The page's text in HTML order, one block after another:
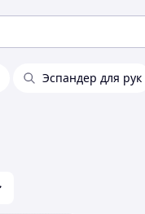
Эспандер для рук